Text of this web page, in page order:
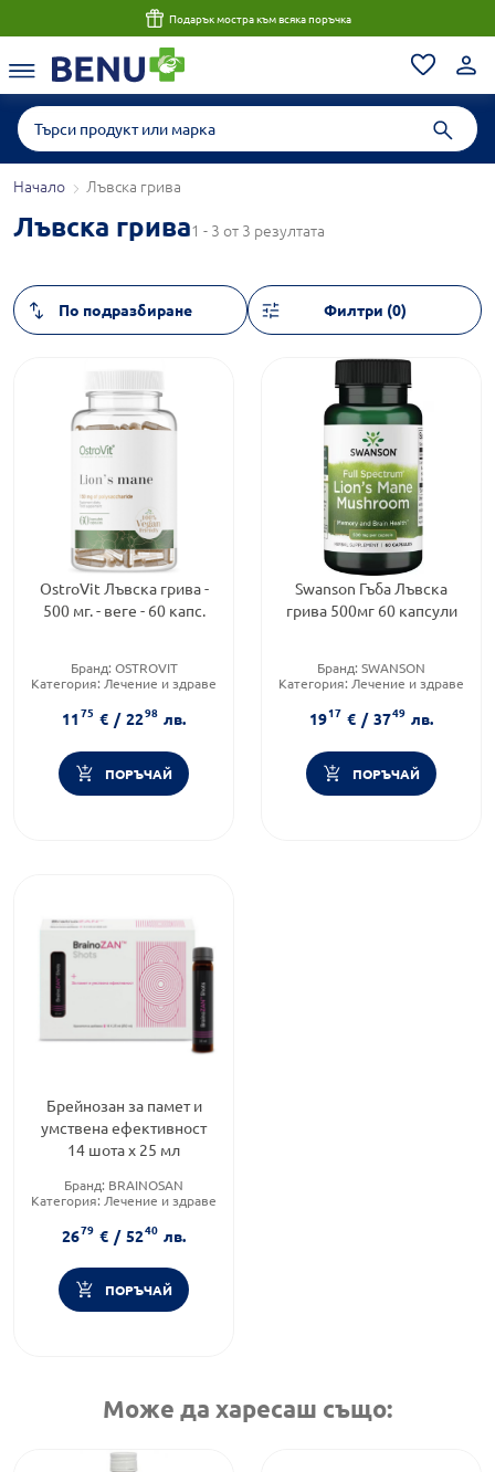
Консултация с магистър-фармацевт до 1 час
Начало Лъвска грива
Лъвска грива1 - 3 от 3 резултата
Филтри (0)
OstroVit Лъвска грива -
500 мг. - веге - 60 капс.
Бранд: OSTROVIT
Категория: Лечение и здраве
1175 € / 2298 лв.
ПОРЪЧАЙ
Swanson Гъба Лъвска
грива 500мг 60 капсули
Бранд: SWANSON
Категория: Лечение и здраве
1917 € / 3749 лв.
ПОРЪЧАЙ
Брейнозан за памет и
умствена ефективност
14 шота x 25 мл
Бранд: BRAINOSAN
Категория: Лечение и здраве
2679 € / 5240 лв.
ПОРЪЧАЙ
Може да харесаш също: